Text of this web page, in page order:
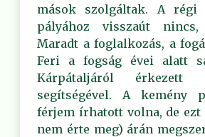
mások szolgáltak. A régi
pályához visszaút
Maradt a foglalkozás, a
Feri a fogság évei alatt
Kárpátaljáról érkezett
segítségével. A kemény
férjem írhatott volna, de ezt
nem érte meg) árán